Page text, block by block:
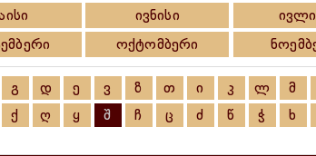
ივნისი
ოქტომბერი
გ დ ე ვ ზ თ ი კ ლ მ
ქ ღ ყ შ ჩ ც ძ წ ჭ ხ